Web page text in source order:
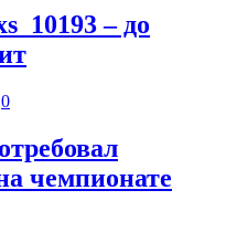
– до
0
чемпионате